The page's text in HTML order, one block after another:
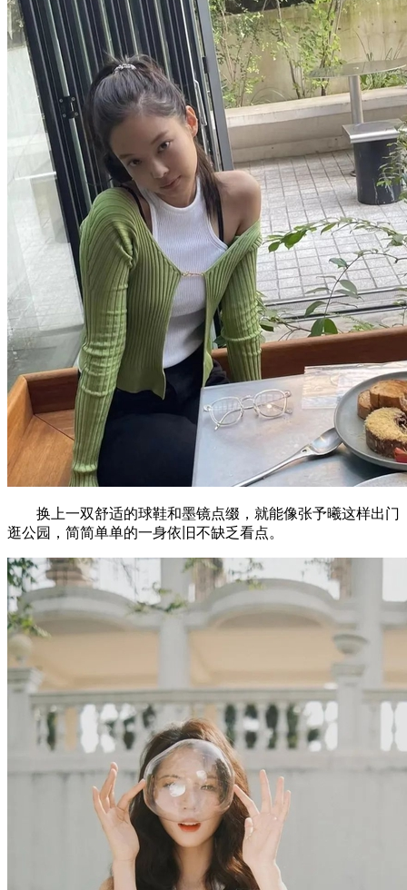
换上一双舒适的球鞋和墨镜点缀，就能像张予曦这样出门
逛公园，简简单单的一身依旧不缺乏看点。